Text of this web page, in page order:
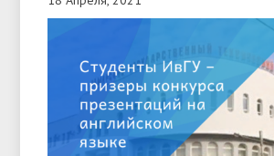
• Брендбук
• Дистанционные занятия для
иностранных студентов
• Платные образовательные услуги
• Международное сотрудничество